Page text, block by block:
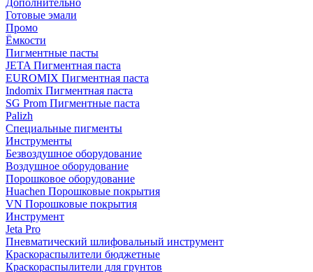
Дополнительно
Готовые эмали
Промо
Ёмкости
Пигментные пасты
JETA Пигментная паста
EUROMIX Пигментная паста
Indomix Пигментная паста
SG Prom Пигментные паста
Palizh
Специальные пигменты
Инструменты
Безвоздушное оборудование
Воздушное оборудование
Порошковое оборудование
Huachen Порошковые покрытия
VN Порошковые покрытия
Инструмент
Jeta Pro
Пневматический шлифовальный инструмент
Краскораспылители бюджетные
Краскораспылители для грунтов